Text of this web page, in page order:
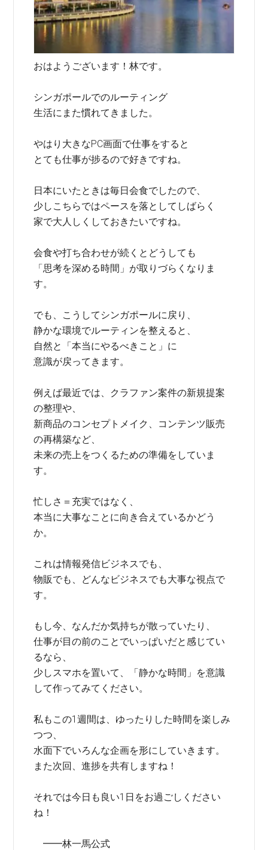
おはようございます！林です。
シンガポールでのルーティング
生活にまた慣れてきました。
やはり大きなPC画面で仕事をすると
とても仕事が捗るので好きですね。
日本にいたときは毎日会食でしたので、
少しこちらではペースを落としてしばらく
家で大人しくしておきたいですね。
会食や打ち合わせが続くとどうしても
「思考を深める時間」が取りづらくなりま
す。
でも、こうしてシンガポールに戻り、
静かな環境でルーティンを整えると、
自然と「本当にやるべきこと」に
意識が戻ってきます。
例えば最近では、クラファン案件の新規提案
の整理や、
新商品のコンセプトメイク、コンテンツ販売
の再構築など、
未来の売上をつくるための準備をしていま
す。
忙しさ＝充実ではなく、
本当に大事なことに向き合えているかどう
か。
これは情報発信ビジネスでも、
物販でも、どんなビジネスでも大事な視点で
す。
もし今、なんだか気持ちが散っていたり、
仕事が目の前のことでいっぱいだと感じてい
るなら、
少しスマホを置いて、「静かな時間」を意識
して作ってみてください。
私もこの1週間は、ゆったりした時間を楽しみ
つつ、
水面下でいろんな企画を形にしていきます。
また次回、進捗を共有しますね！
それでは今日も良い1日をお過ごしください
ね！
━━林一馬公式